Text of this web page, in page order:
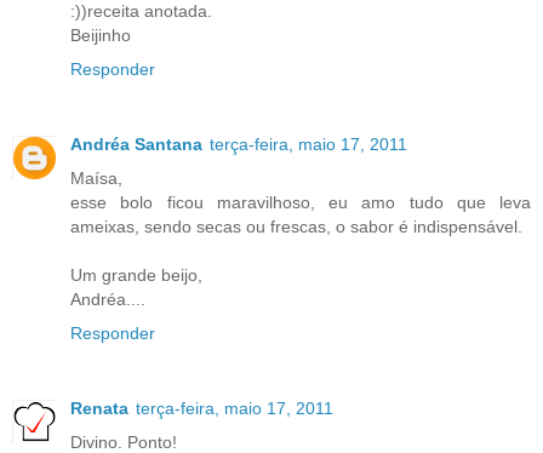
:))receita anotada.
Beijinho
Responder
Andréa Santana terça-feira, maio 17, 2011
Maísa,
esse bolo ficou maravilhoso, eu amo tudo que leva
ameixas, sendo secas ou frescas, o sabor é indispensável.
Um grande beijo,
Andréa....
Responder
Renata terça-feira, maio 17, 2011
Divino. Ponto!